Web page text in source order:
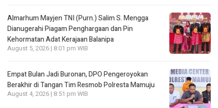
Almarhum Mayjen TNI (Purn.) Salim S. Mengga
Dianugerahi Piagam Penghargaan dan Pin
Kehormatan Adat Kerajaan Balanipa
August 5, 2026 | 8:01 pm WIB
Empat Bulan Jadi Buronan, DPO Pengeroyokan
Berakhir di Tangan Tim Resmob Polresta Mamuju
August 4, 2026 | 8:51 pm WIB